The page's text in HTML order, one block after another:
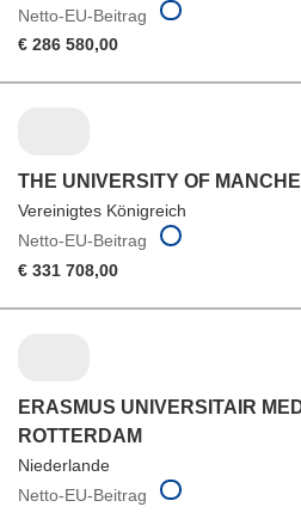
Netto-EU-Beitrag
€ 286 580,00
THE UNIVERSITY OF
Vereinigtes Königreich
Netto-EU-Beitrag
€ 331 708,00
ERASMUS UNIVERSITAIR
ROTTERDAM
Niederlande
Netto-EU-Beitrag